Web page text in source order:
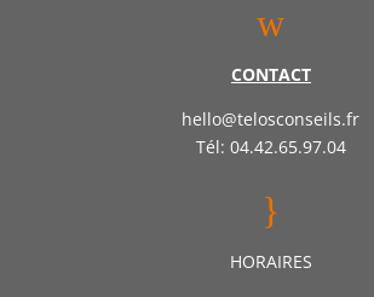
w
CONTACT
hello@telosconseils.fr
Tél: 04.42.65.97.04
}
HORAIRES